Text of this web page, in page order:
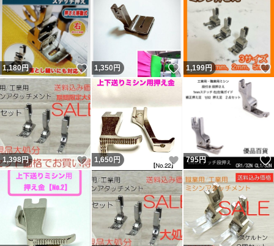
1,180円 いいね！
1,350 円 いいね！
1,199円
1,398円 いいね！
1,650 円 いいね！
795円